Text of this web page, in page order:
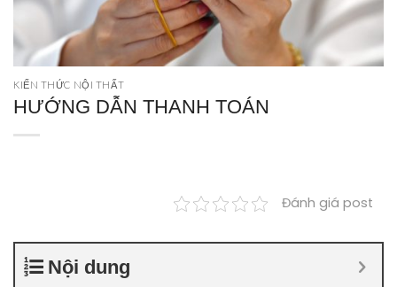
KIẾN THỨC NỘI THẤT
HƯỚNG DẪN THANH TOÁN
Đánh giá post
Nội dung